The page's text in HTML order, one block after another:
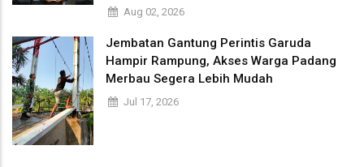
Aug 02, 2026
Jembatan Gantung Perintis Garuda
Hampir Rampung, Akses Warga Padang
Merbau Segera Lebih Mudah
Jul 17, 2026